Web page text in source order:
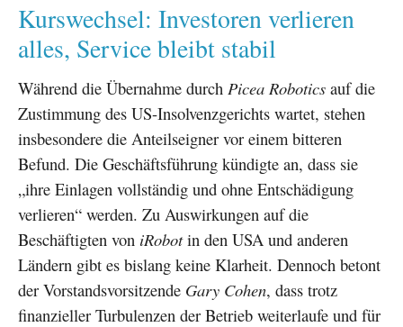
Kurswechsel: Investoren verlieren
alles, Service bleibt stabil
Während die Übernahme durch Picea Robotics auf die
Zustimmung des US-Insolvenzgerichts wartet, stehen
insbesondere die Anteilseigner vor einem bitteren
Befund. Die Geschäftsführung kündigte an, dass sie
„ihre Einlagen vollständig und ohne Entschädigung
verlieren“ werden. Zu Auswirkungen auf die
Beschäftigten von iRobotin den USA und anderen
Ländern gibt es bislang keine Klarheit. Dennoch betont
der Vorstandsvorsitzende Gary Cohen, dass trotz
finanzieller Turbulenzen der Betrieb weiterlaufe und für